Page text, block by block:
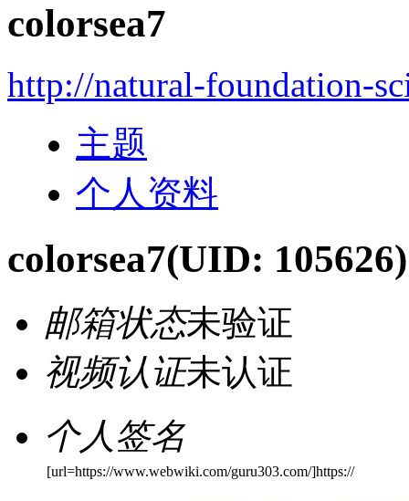
colorsea7
http://natural-foundation-
主题
个人资料
colorsea7(UID: 105626)
邮箱状态未验证
视频认证未认证
个人签名
[url=https://www.webwiki.com/guru303.com/]https://